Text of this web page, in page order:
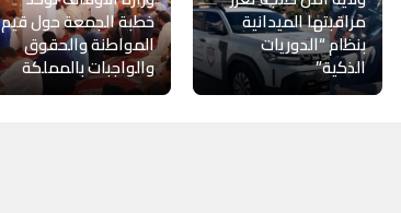
مراقبتها الميدانية
بنظام “الدوريات
الذكية”
خطبة الجمعة حول قيم
المواطنة والحقوق
والواجبات بالمملكة